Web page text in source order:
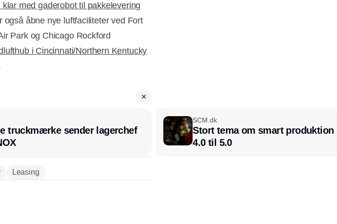
med gaderobot til pakkelevering
også åbne nye luftfaciliteter ved Fort
Park og Chicago Rockford
i Cincinnati/Northern Kentucky
truckmærke sender lagerchef
SCM.dk
Stort tema om smart
4.0 til 5.0
Leasing